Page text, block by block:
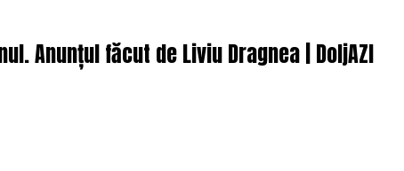
Anunțul făcut de Liviu Dragnea | DoljAZI